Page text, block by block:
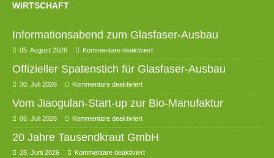
WIRTSCHAFT
Informationsabend zum Glasfaser-Ausbau
05. August 2026 Kommentare deaktiviert
Offizieller Spatenstich für Glasfaser-Ausbau
30. Juli 2026 Kommentare deaktiviert
Vom Jiaogulan-Start-up zur Bio-Manufaktur
06. Juli 2026 Kommentare deaktiviert
20 Jahre Tausendkraut GmbH
25. Juni 2026 Kommentare deaktiviert